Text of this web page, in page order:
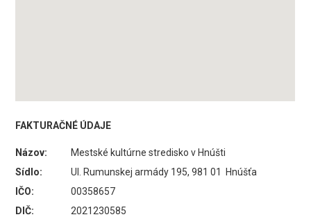
FAKTURAČNÉ ÚDAJE
Názov:
Mestské kultúrne stredisko v Hnúšti
Sídlo:
Ul. Rumunskej armády 195, 981 01 Hnúšťa
IČO:
00358657
DIČ:
2021230585